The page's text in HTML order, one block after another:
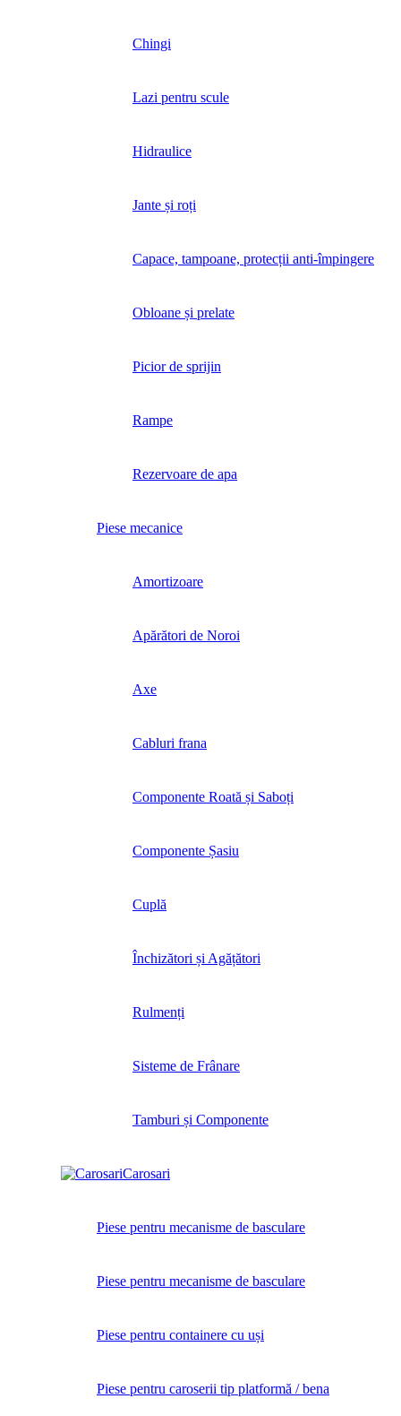
Chingi
Lazi pentru scule
Hidraulice
Jante și roți
Capace, tampoane, protecții anti-împingere
Obloane și prelate
Picior de sprijin
Rampe
Rezervoare de apa
Piese mecanice
Amortizoare
Apărători de Noroi
Axe
Cabluri frana
Componente Roată și Saboți
Componente Șasiu
Cuplă
Închizători și Agățători
Rulmenți
Sisteme de Frânare
Tamburi și Componente
Carosari
Piese pentru mecanisme de basculare
Piese pentru mecanisme de basculare
Piese pentru containere cu uși
Piese pentru caroserii tip platformă / bena